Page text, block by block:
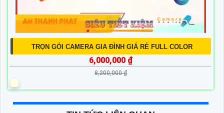
TRỌN GÓI CAMERA GIA ĐÌNH GIÁ RẺ FULL COLOR
6,000,000 ₫
8,200,000 ₫